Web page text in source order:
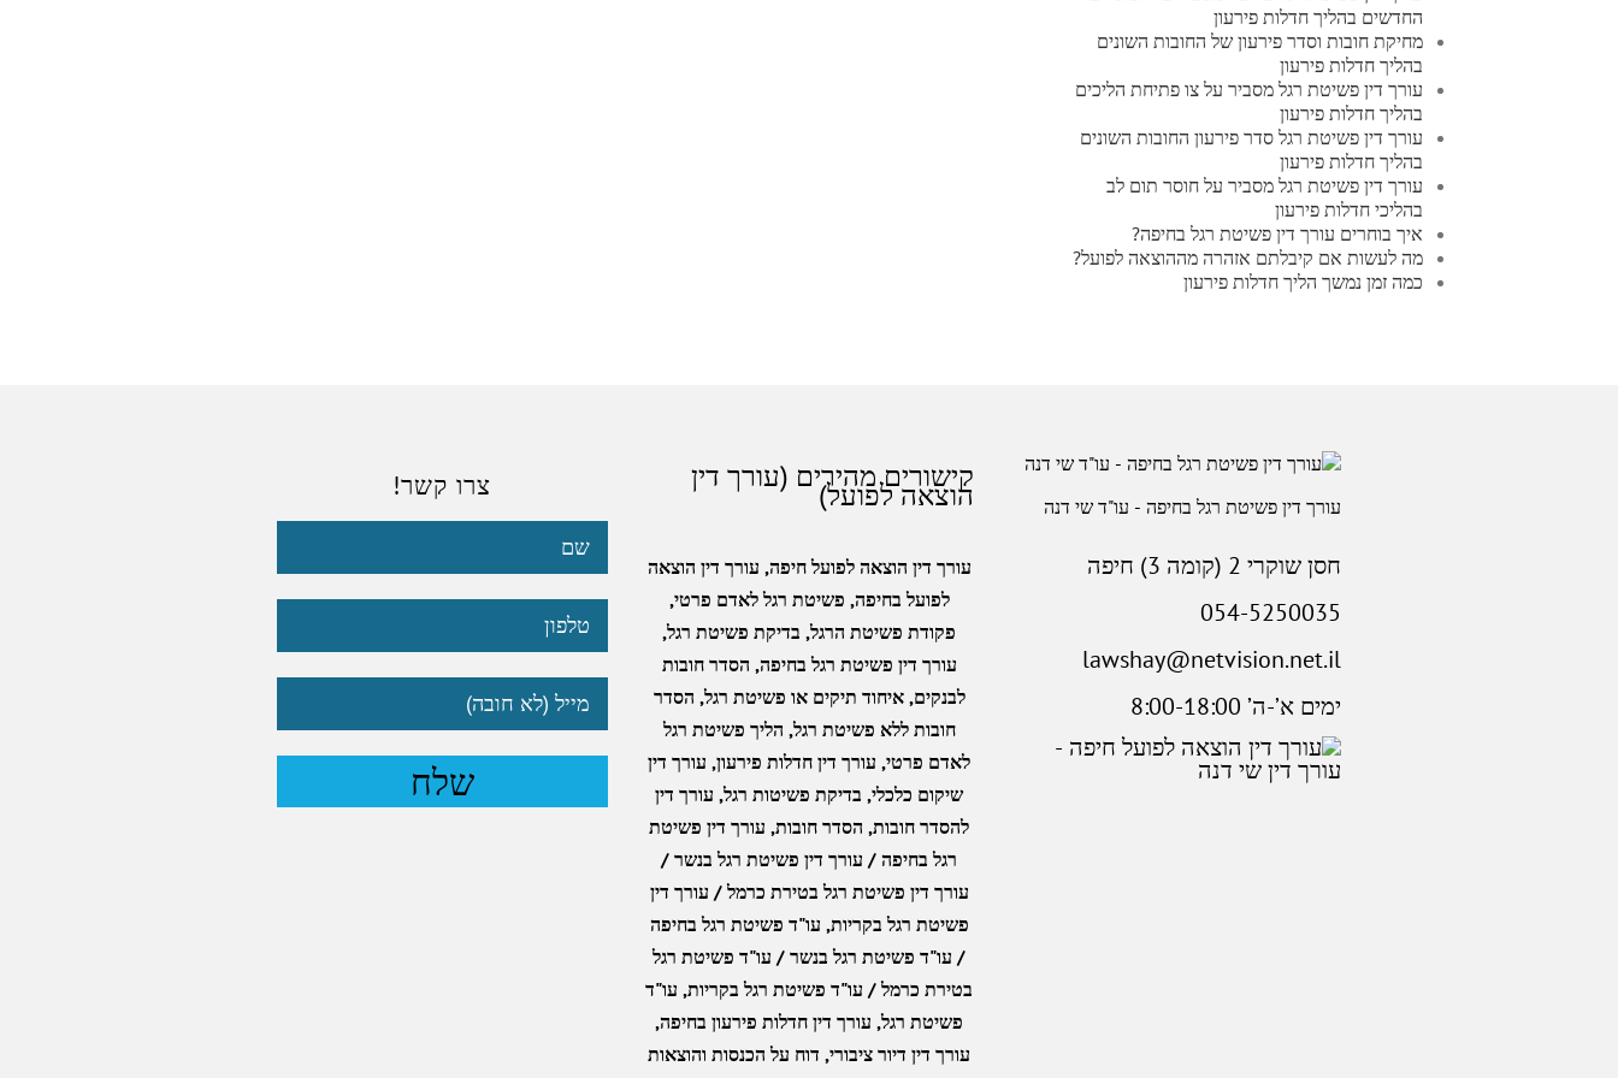
החדשים בהליך חדלות פירעון
מחיקת חובות וסדר פירעון של החובות השונים
בהליך חדלות פירעון
עורך דין פשיטת רגל מסביר על צו פתיחת הליכים
בהליך חדלות פירעון
עורך דין פשיטת רגל סדר פירעון החובות השונים
בהליך חדלות פירעון
עורך דין פשיטת רגל מסביר על חוסר תום לב
בהליכי חדלות פירעון
איך בוחרים עורך דין פשיטת רגל בחיפה?
מה לעשות אם קיבלתם אזהרה מההוצאה לפועל?
כמה זמן נמשך הליך חדלות פירעון
עורך דין פשיטת רגל בחיפה - עו"ד שי דנה
חסן שוקרי 2 (קומה 3) חיפה
054-5250035
lawshay@netvision.net.il
ימים א’-ה’ 8:00-18:00
קישורים מהירים (עורך דין
הוצאה לפועל)
עורך דין הוצאה לפועל חיפה, עורך דין הוצאה
לפועל בחיפה, פשיטת רגל לאדם פרטי,
פקודת פשיטת הרגל, בדיקת פשיטת רגל,
עורך דין פשיטת רגל בחיפה, הסדר חובות
לבנקים,איחוד תיקים או פשיטת רגל, הסדר
חובות ללא פשיטת רגל, הליך פשיטת רגל
לאדם פרטי, עורך דין חדלות פירעון, עורך דין
שיקום כלכלי, בדיקת פשיטות רגל, עורך דין
להסדר חובות, הסדר חובות, עורך דין פשיטת
רגל בחיפה / עורך דין פשיטת רגל בנשר /
עורך דין פשיטת רגל בטירת כרמל / עורך דין
פשיטת רגל בקריות, עו"ד פשיטת רגל בחיפה
/ עו"ד פשיטת רגל בנשר / עו"ד פשיטת רגל
בטירת כרמל / עו"ד פשיטת רגל בקריות, עו"ד
פשיטת רגל, עורך דין חדלות פירעון בחיפה,
עורך דין דיור ציבורי, דוח על הכנסות והוצאות
צרו קשר!